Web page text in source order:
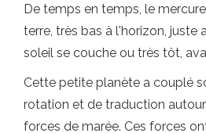
De temps en temps, le
terre, très bas à l'horizon, juste
soleil se couche ou très tôt,
Cette petite planète a couplé
rotation et de traduction
forces de marée. Ces forces